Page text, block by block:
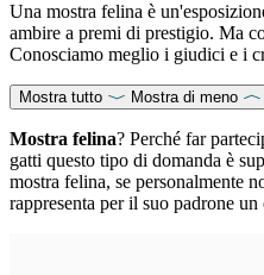
Una mostra felina è
ambire a premi di prestigio. Ma
Conosciamo meglio i giudici e i
Mostra tutto Mostra di meno
Mostra felina? Perché far
gatti questo tipo di domanda è
mostra felina, se personalmente
rappresenta per il suo padrone